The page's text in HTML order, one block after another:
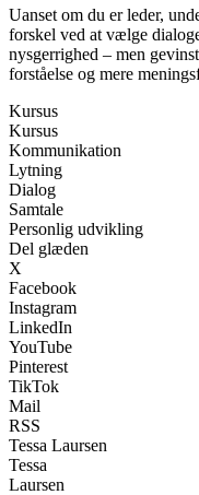
Uanset om du er leder,
forskel ved at vælge
nysgerrighed – men
forståelse og mere
Kursus
Kursus
Kommunikation
Lytning
Dialog
Samtale
Personlig udvikling
Del glæden
X
Facebook
Instagram
LinkedIn
YouTube
Pinterest
TikTok
Mail
RSS
Tessa Laursen
Tessa
Laursen